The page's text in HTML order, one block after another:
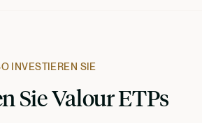
INVESTIEREN SIE
Sie Valour ETPs